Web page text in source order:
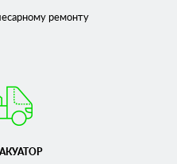
ремонту